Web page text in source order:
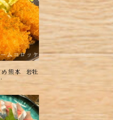
め ︎熊本 岩牡